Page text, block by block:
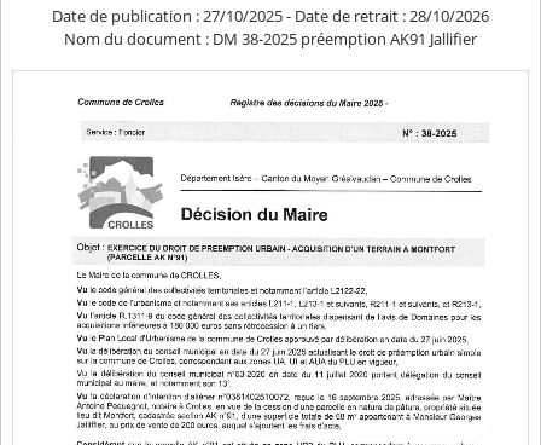
Date de publication : 27/10/2025- Date de retrait : 28/10/2026
Nom du document : DM 38-2025 préemption AK91 Jallifier